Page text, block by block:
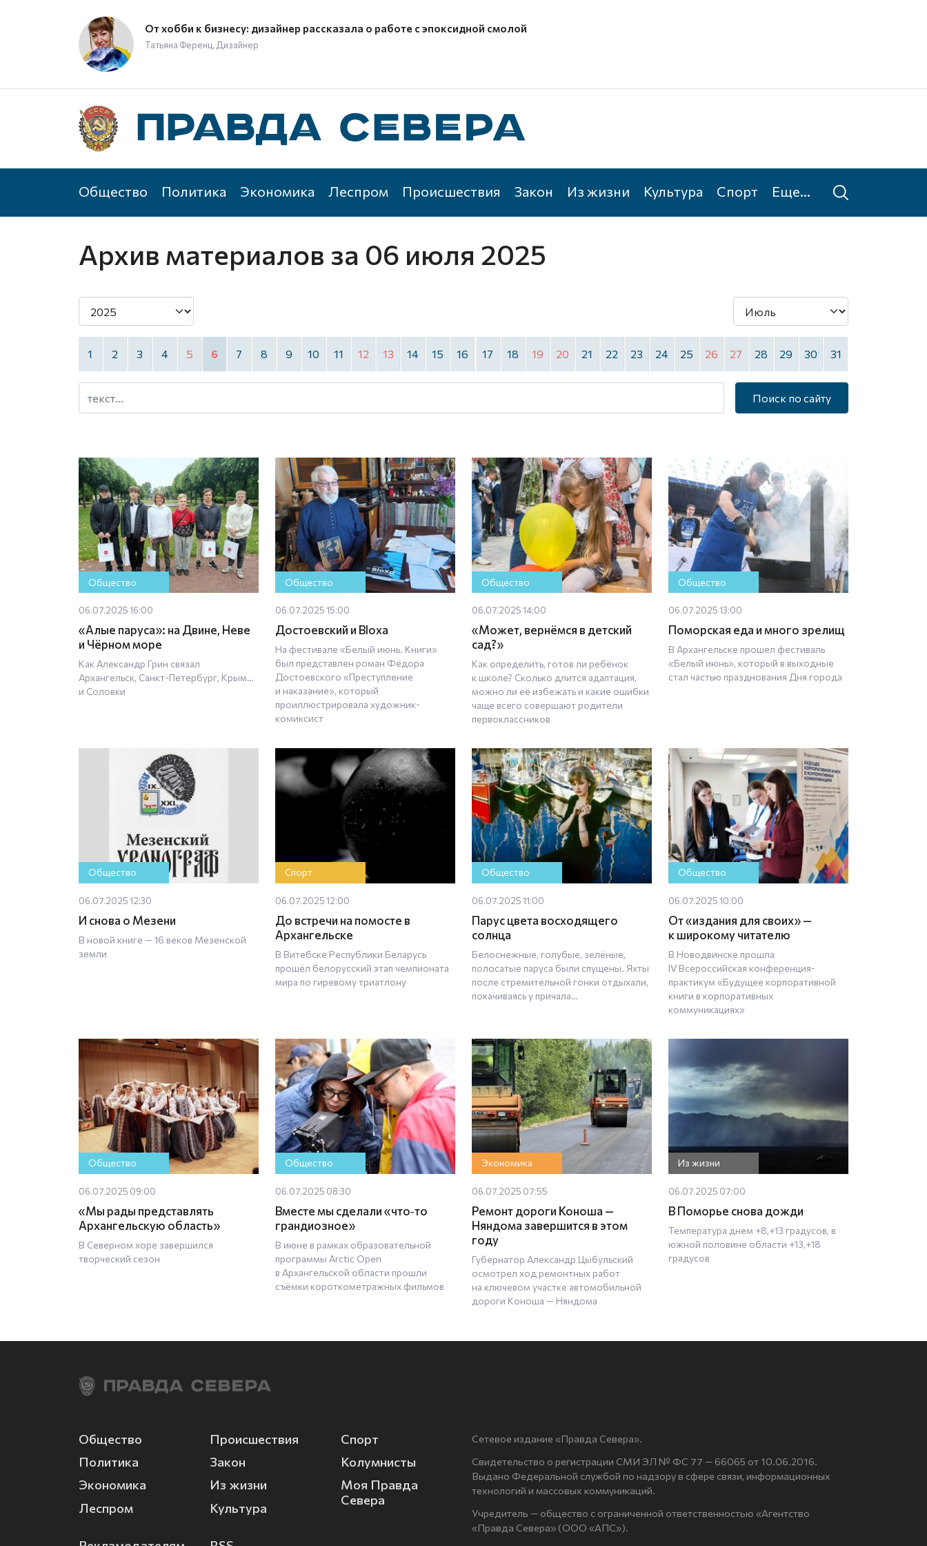
От хобби к бизнесу: дизайнер рассказала о работе с эпоксидной смолой
Татьяна Ференц, Дизайнер
Общество Политика Экономика Леспром Происшествия Закон Из жизни Культура Спорт Еще...
Архив материалов за 06 июля 2025
1 2 3 4 5 6 7 8 9 10 11 12 13 14 15 16 17 18 19 20 21 22 23 24 25 26 27 28 29 30 31
Поиск по сайту
Общество
06.07.2025 16:00
«Алые паруса»: на Двине, Неве
и Чёрном море
Как Александр Грин связал
Архангельск, Санкт-Петербург, Крым…
и Соловки
Общество
06.07.2025 15:00
Достоевский и Bloxa
На фестивале «Белый июнь. Книги»
был представлен роман Фёдора
Достоевского «Преступление
и наказание», который
проиллюстрировала художник-
комиксист
Общество
06.07.2025 14:00
«Может, вернёмся в детский
сад?»
Как определить, готов ли ребёнок
к школе? Сколько длится адаптация,
можно ли её избежать и какие ошибки
чаще всего совершают родители
первоклассников
Общество
06.07.2025 13:00
Поморская еда и много зрелищ
В Архангельске прошел фестиваль
«Белый июнь», который в выходные
стал частью празднования Дня города
Общество
06.07.2025 12:30
И снова о Мезени
В новой книге — 16 веков Мезенской
земли
Спорт
06.07.2025 12:00
До встречи на помосте в
Архангельске
В Витебске Республики Беларусь
прошёл белорусский этап чемпионата
мира по гиревому триатлону
Общество
06.07.2025 11:00
Парус цвета восходящего
солнца
Белоснежные, голубые, зелёные,
полосатые паруса были спущены. Яхты
после стремительной гонки отдыхали,
покачиваясь у причала…
Общество
06.07.2025 10:00
От «издания для своих» —
к широкому читателю
В Новодвинске прошла
IV Всероссийская конференция-
практикум «Будущее корпоративной
книги в корпоративных
коммуникациях»
Общество
06.07.2025 09:00
«Мы рады представлять
Архангельскую область»
В Северном хоре завершился
творческий сезон
Общество
06.07.2025 08:30
Вместе мы сделали «что‑то
грандиозное»
В июне в рамках образовательной
программы Arctic Open
в Архангельской области прошли
съёмки короткометражных фильмов
Экономика
06.07.2025 07:55
Ремонт дороги Коноша —
Няндома завершится в этом
году
Губернатор Александр Цыбульский
осмотрел ход ремонтных работ
на ключевом участке автомобильной
дороги Коноша — Няндома
Из жизни
06.07.2025 07:00
В Поморье снова дожди
Температура днем +8,+13 градусов, в
южной половине области +13,+18
градусов
Общество
Политика
Экономика
Леспром
Происшествия
Закон
Из жизни
Культура
Спорт
Колумнисты
Моя Правда
Севера
Сетевое издание «Правда Севера».
Свидетельство о регистрации СМИ ЭЛ № ФС 77 — 66065 от 10.06.2016.
Выдано Федеральной службой по надзору в сфере связи, информационных
технологий и массовых коммуникаций.
Учредитель — общество с ограниченной ответственностью «Агентство
«Правда Севера» (ООО «АПС»).